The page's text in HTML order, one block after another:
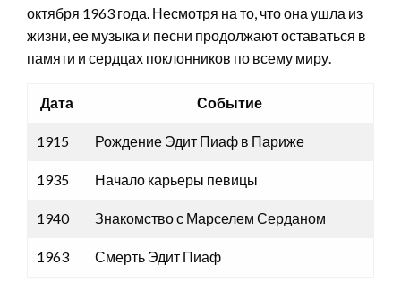
октября 1963 года. Несмотря на то, что она ушла из
жизни, ее музыка и песни продолжают оставаться в
памяти и сердцах поклонников по всему миру.
Дата Событие
1915 Рождение Эдит Пиаф в Париже
1935 Начало карьеры певицы
1940 Знакомство с Марселем Серданом
1963 Смерть Эдит Пиаф